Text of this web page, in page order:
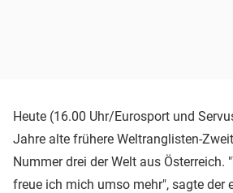
Heute (16.00 Uhr/Eurosport und
Jahre alte frühere Weltranglisten-
Nummer drei der Welt aus Österreich.
freue ich mich umso mehr", sagte der